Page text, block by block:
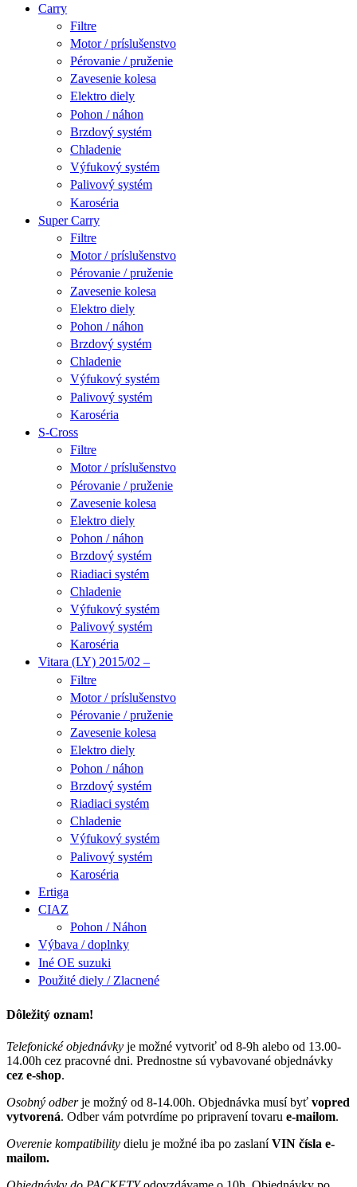
Carry
Filtre
Motor / príslušenstvo
Pérovanie / pruženie
Zavesenie kolesa
Elektro diely
Pohon / náhon
Brzdový systém
Chladenie
Výfukový systém
Palivový systém
Karoséria
Super Carry
Filtre
Motor / príslušenstvo
Pérovanie / pruženie
Zavesenie kolesa
Elektro diely
Pohon / náhon
Brzdový systém
Chladenie
Výfukový systém
Palivový systém
Karoséria
S-Cross
Filtre
Motor / príslušenstvo
Pérovanie / pruženie
Zavesenie kolesa
Elektro diely
Pohon / náhon
Brzdový systém
Riadiaci systém
Chladenie
Výfukový systém
Palivový systém
Karoséria
Vitara (LY) 2015/02 –
Filtre
Motor / príslušenstvo
Pérovanie / pruženie
Zavesenie kolesa
Elektro diely
Pohon / náhon
Brzdový systém
Riadiaci systém
Chladenie
Výfukový systém
Palivový systém
Karoséria
Ertiga
CIAZ
Pohon / Náhon
Výbava / doplnky
Iné OE suzuki
Použité diely / Zlacnené
Dôležitý oznam!
Telefonické objednávky je možné vytvoriť od 8-9h alebo od 13.00-
14.00h cez pracovné dni. Prednostne sú vybavované objednávky
cez e-shop.
Osobný odberje možný od 8-14.00h. Objednávka musí byť vopred
vytvorená. Odber vám potvrdíme po pripravení tovaru e-mailom.
Overenie kompatibility dielu je možné iba po zaslaníVIN čísla e-
mailom.